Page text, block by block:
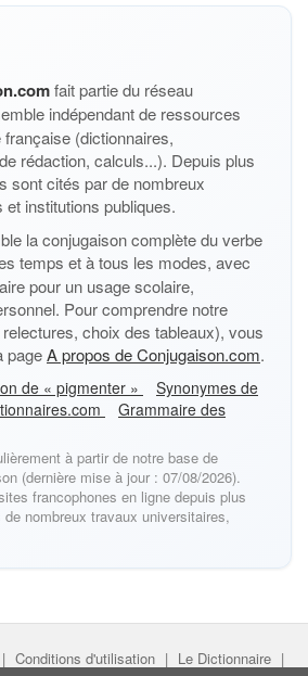
fait partie du réseau
indépendant de ressources
(dictionnaires,
rédaction, calculs...). Depuis plus
sont cités par de nombreux
institutions publiques.
la conjugaison complète du verbe
temps et à tous les modes, avec
pour un usage scolaire,
Pour comprendre notre
choix des tableaux), vous
pageA propos de Conjugaison.com.
de « pigmenter »
Synonymes de
Grammaire des
à partir de notre base de
(dernière mise à jour : 07/08/2026).
francophones en ligne depuis plus
nombreux travaux universitaires,
| Conditions d'utilisation | Le Dictionnaire |